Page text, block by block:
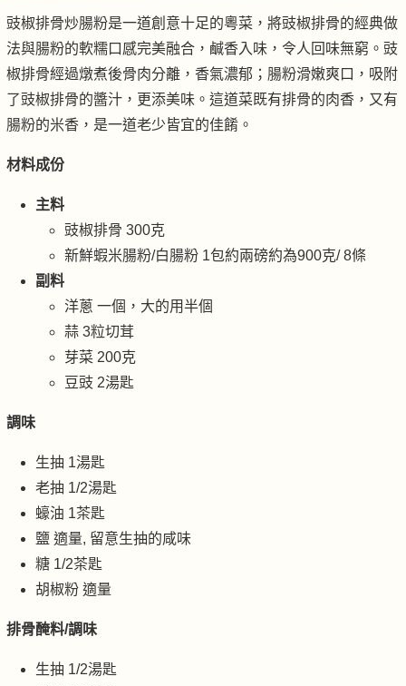
豉椒排骨炒腸粉是一道創意十足的粵菜，將豉椒排骨的經典做
法與腸粉的軟糯口感完美融合，鹹香入味，令人回味無窮。豉
椒排骨經過燉煮後骨肉分離，香氣濃郁；腸粉滑嫩爽口，吸附
了豉椒排骨的醬汁，更添美味。這道菜既有排骨的肉香，又有
腸粉的米香，是一道老少皆宜的佳餚。
材料成份
主料
豉椒排骨 300克
新鮮蝦米腸粉/白腸粉 1包約兩磅約為900克/ 8條
副料
洋蔥 一個，大的用半個
蒜 3粒切茸
芽菜 200克
豆豉 2湯匙
調味
生抽 1湯匙
老抽 1/2湯匙
蠔油 1茶匙
鹽 適量, 留意生抽的咸味
糖 1/2茶匙
胡椒粉 適量
排骨醃料/調味
生抽 1/2湯匙